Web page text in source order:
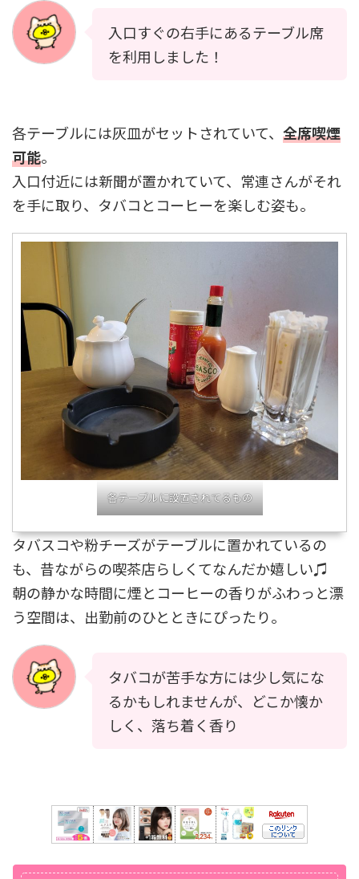
入口すぐの右手にあるテーブル席
を利用しました！
各テーブルには灰皿がセットされていて、 全席喫煙
可能。
入口付近には新聞が置かれていて、常連さんがそれ
を手に取り、タバコとコーヒーを楽しむ姿も。
各テーブルに設置されてるもの
タバスコや粉チーズがテーブルに置かれているの
も、昔ながらの喫茶店らしくてなんだか嬉しい♫
朝の静かな時間に煙とコーヒーの香りがふわっと漂
う空間は、出勤前のひとときにぴったり。
タバコが苦手な方には少し気にな
るかもしれませんが、どこか懐か
しく、落ち着く香り